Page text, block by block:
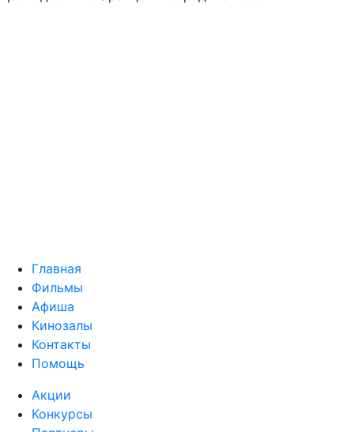
Главная
Фильмы
Афиша
Кинозалы
Контакты
Помощь
Акции
Конкурсы